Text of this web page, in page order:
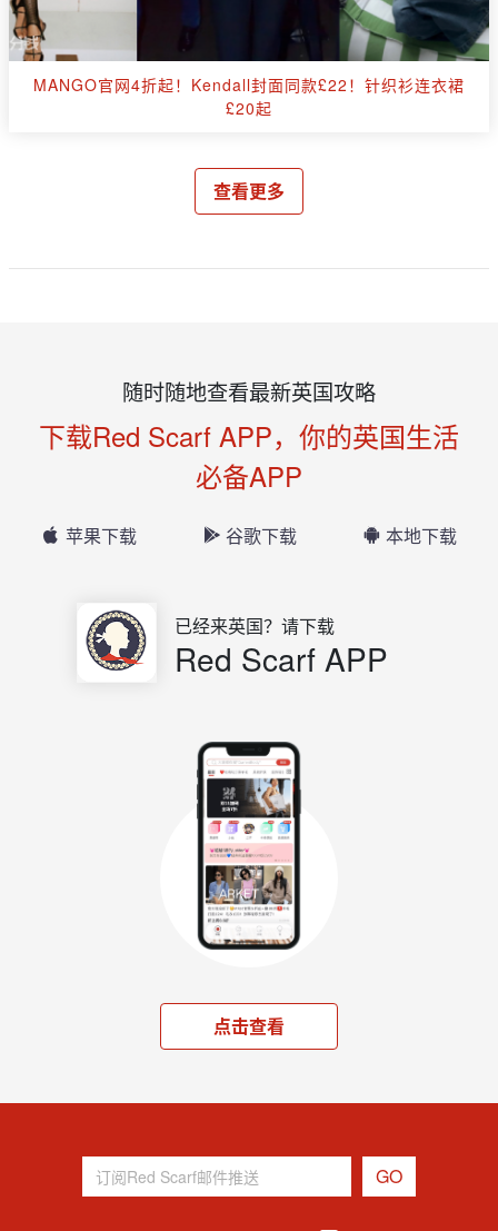
MANGO官网4折起！Kendall封面同款£22！针织衫连衣裙
£20起
查看更多
随时随地查看最新英国攻略
下载Red Scarf APP，你的英国生活
必备APP
苹果下载 谷歌下载 本地下载
已经来英国？请下载
Red Scarf APP
点击查看